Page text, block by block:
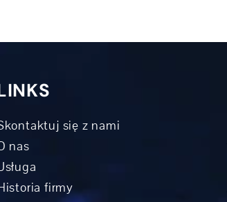
się z nami
nas
firmy